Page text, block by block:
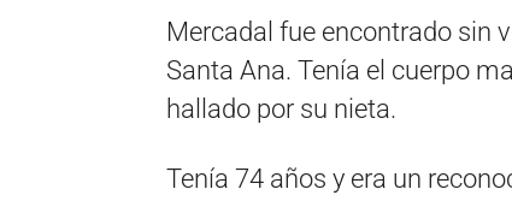
Mercadal fue encontrado sin
Santa Ana. Tenía el cuerpo
hallado por su nieta.
Tenía 74 años y era un